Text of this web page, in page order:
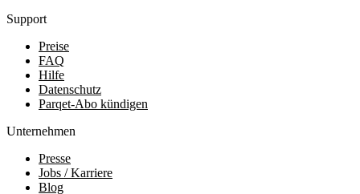
Support
Preise
FAQ
Hilfe
Datenschutz
Parqet-Abo kündigen
Unternehmen
Presse
Jobs / Karriere
Blog